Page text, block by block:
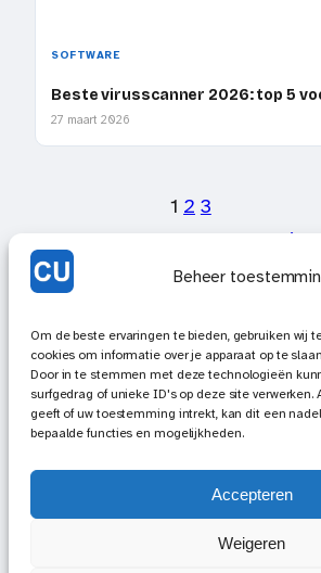
Beheer
Om de beste ervaringen te bieden, gebruiken wij
cookies om informatie over je apparaat op te
Door in te stemmen met deze technologieën
surfgedrag of unieke ID's op deze site
geeft of uw toestemming intrekt, kan dit een
bepaalde functies en mogelijkheden.
Accepteren
Weigeren
SOFTWARE
Beste virusscanner 2026: top 5
27 maart 2026
1 2 3
Volgende pagina
Computeruitleg.nl
Begrijpelijke computeruitleg in het Nederlands
Over de auteur